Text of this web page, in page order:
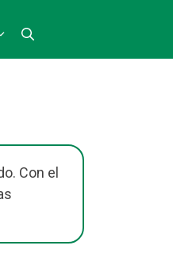
Con el